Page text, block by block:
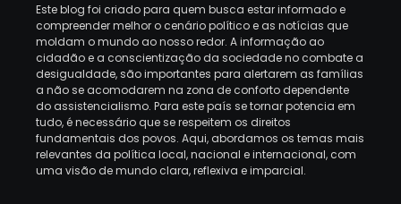
Este blog foi criado para quem busca estar informado e
compreender melhor o cenário político e as notícias que
moldam o mundo ao nosso redor. A informação ao
cidadão e a conscientização da sociedade no combate a
desigualdade, são importantes para alertarem as famílias
a não se acomodarem na zona de conforto dependente
do assistencialismo. Para este país se tornar potencia em
tudo, é necessário que se respeitem os direitos
fundamentais dos povos. Aqui, abordamos os temas mais
relevantes da política local, nacional e internacional, com
uma visão de mundo clara, reflexiva e imparcial.